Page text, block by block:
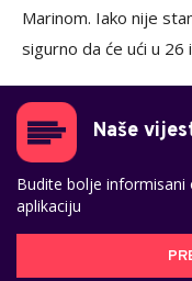
Marinom. Iako nije
sigurno da će ući u 26
Naše
Budite bolje
aplikaciju